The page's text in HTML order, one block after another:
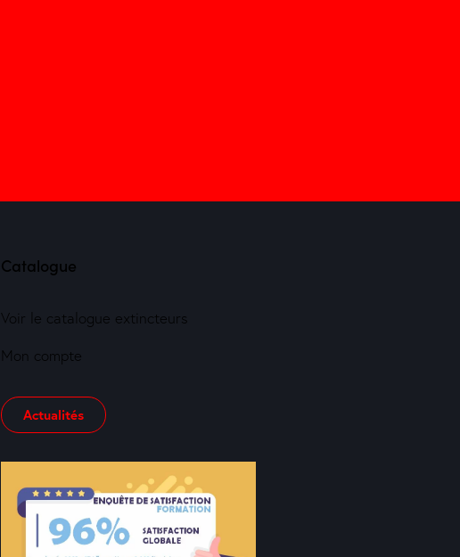
Catalogue
Voir le catalogue extincteurs
Mon compte
Actualités